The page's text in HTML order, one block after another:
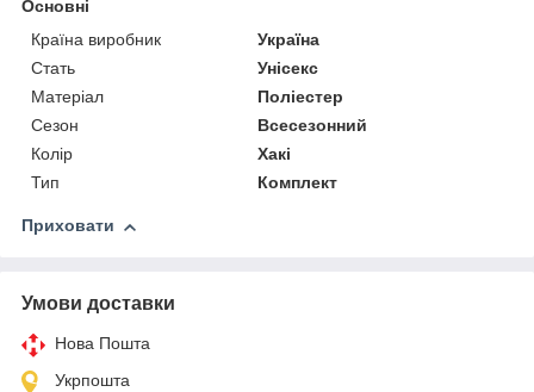
Основні
Країна виробник
Україна
Стать
Унісекс
Матеріал
Поліестер
Сезон
Всесезонний
Колір
Хакі
Тип
Комплект
Приховати
Умови доставки
Нова Пошта
Укрпошта